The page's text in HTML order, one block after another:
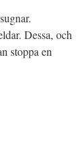
Dessa, och
stoppa en